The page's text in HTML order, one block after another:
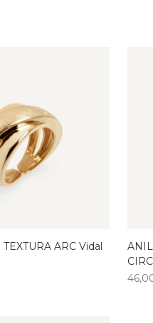
ARC Vidal